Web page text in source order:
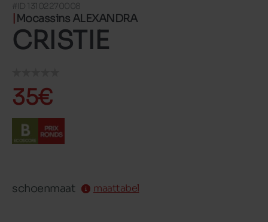
#ID 13102270008
Mocassins ALEXANDRA
CRISTIE
35€
schoenmaat maattabel